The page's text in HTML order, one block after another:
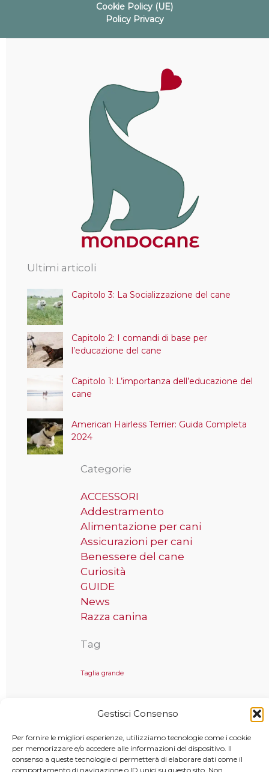
Gestisci Consenso
Per fornire le migliori esperienze, utilizziamo tecnologie come i cookie
per memorizzare e/o accedere alle informazioni del dispositivo. Il
consenso a queste tecnologie ci permetterà di elaborare dati come il
comportamento di navigazione o ID unici su questo sito. Non
Cookie Policy (UE)
Policy Privacy
Ultimi articoli
Capitolo 3: La Socializzazione del cane
Capitolo 2: I comandi di base per
l’educazione del cane
Capitolo 1: L’importanza dell’educazione del
cane
American Hairless Terrier: Guida Completa
2024
Categorie
ACCESSORI
Addestramento
Alimentazione per cani
Assicurazioni per cani
Benessere del cane
Curiosità
GUIDE
News
Razza canina
Tag
Taglia grande
Copyright © 2025 MondoCane.Top - Tutti i diritti sono
riservati